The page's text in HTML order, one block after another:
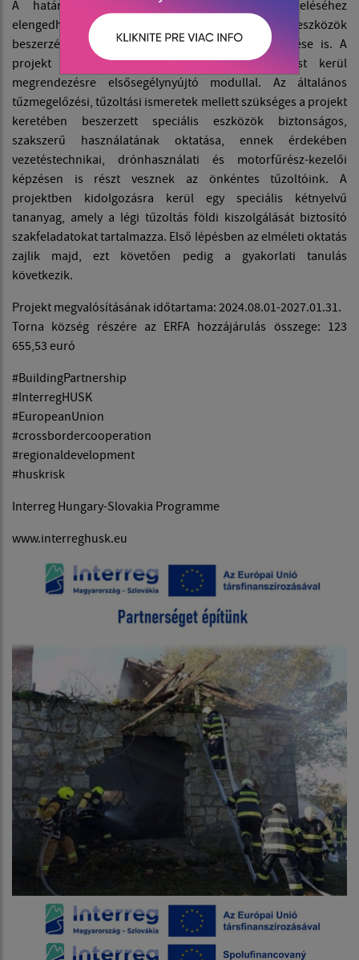
A határon átnyúló katasztrófakockázatok kezeléséhez
elengedhetetlen a megfelelő felszerelések, eszközök
beszerzése mellett a humán kapacitások fejlesztése is. A
projekt keretein belül tűzoltó szakmai képzést kerül
megrendezésre elsősegélynyújtó modullal. Az általános
tűzmegelőzési, tűzoltási ismeretek mellett szükséges a projekt
keretében beszerzett speciális eszközök biztonságos,
szakszerű használatának oktatása, ennek érdekében
vezetéstechnikai, drónhasználati és motorfűrész-kezelői
képzésen is részt vesznek az önkéntes tűzoltóink. A
projektben kidolgozásra kerül egy speciális kétnyelvű
tananyag, amely a légi tűzoltás földi kiszolgálását biztosító
szakfeladatokat tartalmazza. Első lépésben az elméleti oktatás
zajlik majd, ezt követően pedig a gyakorlati tanulás
következik.
Projekt megvalósításának időtartama: 2024.08.01-2027.01.31.
Torna község részére az ERFA hozzájárulás összege: 123
655,53 euró
#BuildingPartnership
#InterregHUSK
#EuropeanUnion
#crossbordercooperation
#regionaldevelopment
#huskrisk
Interreg Hungary-Slovakia Programme
www.interreghusk.eu